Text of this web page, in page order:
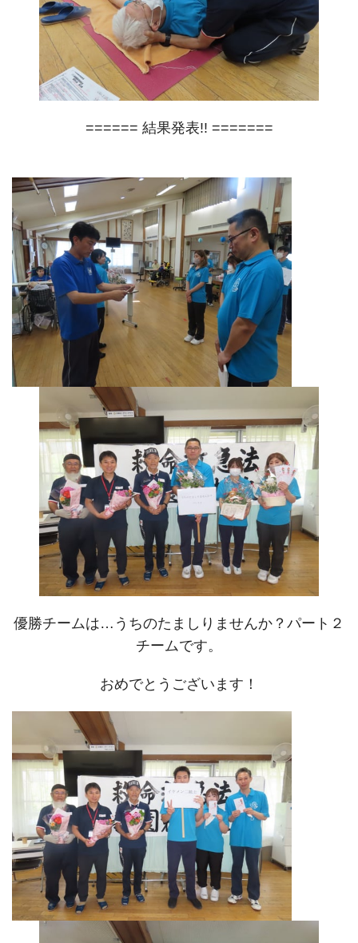
====== 結果発表!! =======
優勝チームは…うちのたましりませんか？パート２
チームです。
おめでとうございます！